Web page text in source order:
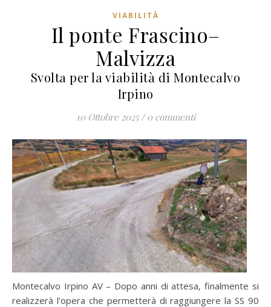
VIABILITÀ
Il ponte Frascino–
Malvizza
Svolta per la viabilità di Montecalvo
Irpino
10 Ottobre 2025 / 0 commenti
Montecalvo Irpino AV – Dopo anni di attesa, finalmente si
realizzerà l’opera che permetterà di raggiungere la SS 90